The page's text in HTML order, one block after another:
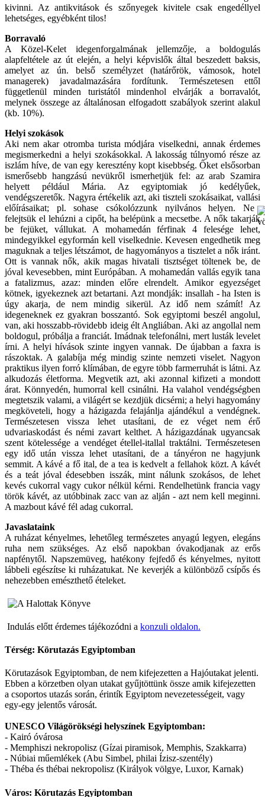
kivinni. Az antikvitások és szőnyegek kivitele csak engedéllyel
lehetséges, egyébként tilos!
Borravaló
A Közel-Kelet idegenforgalmának jellemzője, a boldogulás
alapfeltétele az út elején, a helyi képvislők által beszedett baksis,
amelyet az ún. belső személyzet (határőrök, vámosok, hotel
managerek) javadalmazására fordítunk. Természetesen ettől
függetlenül minden turistától mindenhol elvárják a borravalót,
melynek összege az általánosan elfogadott szabályok szerint alakul
(kb. 10%).
Helyi szokások
Aki nem akar otromba turista módjára viselkedni, annak érdemes
megismerkedni a helyi szokásokkal. A lakosság túlnyomó része az
iszlám híve, de van egy keresztény kopt kisebbség. Őket elsősorban
ismerősebb hangzású nevükről ismerhetjük fel: az arab Szamira
helyett például Mária. Az egyiptomiak jó kedélyűek,
vendégszeretők. Nagyra értékelik azt, aki tiszteli szokásaikat, vallási
előírásaikat; pl. sohase csókolózzunk nyilvános helyen. Ne
felejtsük el lehúzni a cipőt, ha belépünk a mecsetbe. A nők takarják
be fejüket, vállukat. A mohamedán férfinak 4 felesége lehet,
mindegyikkel egyformán kell viselkednie. Kevesen engedhetik meg
maguknak a teljes létszámot, de hagyományos a tisztelet a nők iránt.
Ott is vannak nők, akik magas hivatali tisztséget töltenek be, de
jóval kevesebben, mint Európában. A mohamedán vallás egyik tana
a fatalizmus, azaz: minden előre elrendelt. Amikor egyezséget
kötnek, igyekeznek azt betartani. Azt mondják: insallah - ha Isten is
úgy akarja, de nem mindig sikerül. Az idő nem számít! Az
idegeneknek ez gyakran bosszantó. Sok egyiptomi beszél angolul,
van, aki hosszabb-rövidebb ideig élt Angliában. Aki az angollal nem
boldogul, próbálja a franciát. Imádnak telefonálni, mert lusták levelet
írni. A helyi hívások szinte ingyen vannak. De újabban a faxra is
rászoktak. A galabíja még mindig szinte nemzeti viselet. Nagyon
praktikus ilyen forró klímában, de egyre több farmerruhát is látni. Az
alkudozás életforma. Megvetik azt, aki azonnal kifizeti a mondott
árat. Könnyedén, humorral kell csinálni. Ha valahol vendégségben
megtetszik valami, a világért se kezdjük dicsérni; a helyi hagyomány
megköveteli, hogy a házigazda felajánlja ajándékul a vendégnek.
Természetesen vissza lehet utasítani, de ez véget nem érő
udvariaskodást és némi zavart kelthet. A házigazdának ugyancsak
szent kötelessége a vendéget étellel-itallal traktálni. Természetesen
egy idő után vissza lehet utasítani, de a tányéron ne hagyjunk
semmit. A kávé a fő ital, de a tea is kedvelt a fellahok közt. A kávét
és a teát jóval édesebben isszák, mint nálunk szokásos, de lehet
kevés cukorral vagy cukor nélkül kérni. Rendelhetünk francia vagy
török kávét, az utóbbinak zacc van az alján - azt nem kell meginni.
A mazbout kávé fél adag cukorral.
Javaslataink
A ruházat kényelmes, lehetőleg természetes anyagú legyen, elegáns
ruha nem szükséges. Az első napokban óvakodjanak az erős
napfénytől. Napszemüveg, hatékony fejfedő és kényelmes, nyitott
lábbeli egészítse ki ruházatukat. Ne keverjék a különböző csípős és
nehezebben emészthető ételeket.
Indulás előtt érdemes tájékozódni a konzuli oldalon.
Térség: Körutazás Egyiptomban
Körutazások Egyiptomban, de nem kifejezetten a Hajóutakat jelenti.
Ebben a körzetben olyan utakat gyűjtöttünk össze amik kifejezetten
a csoportos utazás során, érintík Egyiptom nevezetességeit, vagy
egy-egy jelentős városát.
UNESCO Világörökségi helyszínek Egyiptomban:
- Kairó óvárosa
- Memphiszi nekropolisz (Gízai piramisok, Memphis, Szakkarra)
- Núbiai műemlékek (Abu Simbel, philai Ízisz-szentély)
- Théba és thébai nekropolisz (Királyok völgye, Luxor, Karnak)
Város: Körutazás Egyiptomban